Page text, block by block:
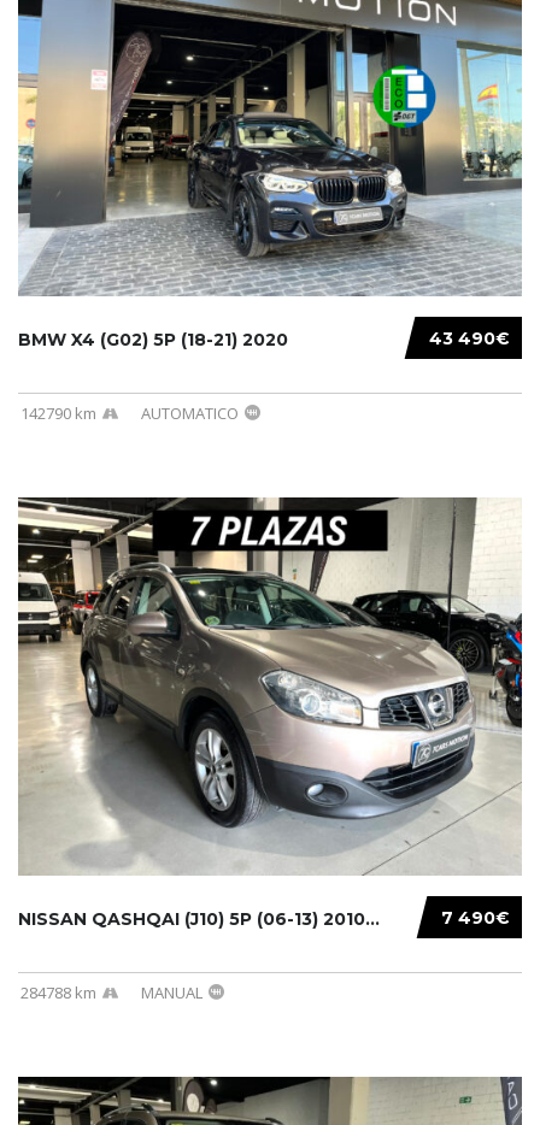
43 490€
BMW X4 (G02) 5P (18-21) 2020
142790 km AUTOMATICO
7 490€
NISSAN QASHQAI (J10) 5P (06-13) 2010...
284788 km MANUAL